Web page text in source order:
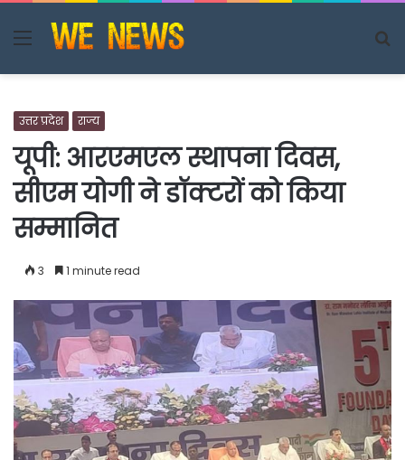
Menu
उत्तर प्रदेश राज्य
यूपी: आरएमएल स्थापना दिवस,
सीएम योगी ने डॉक्टरों को किया
सम्मानित
3 1 minute read